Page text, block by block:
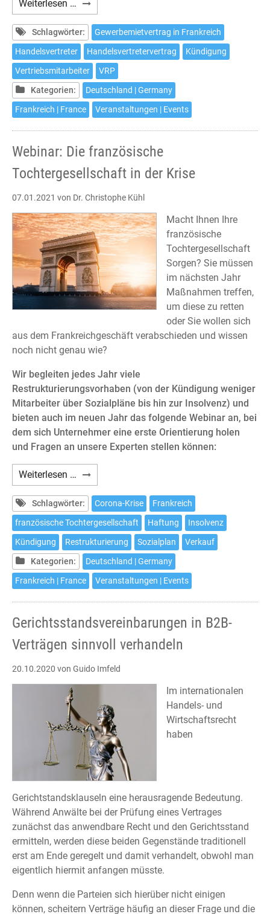
Weiterlesen … Webinar-
Programm
im
Februar
Schlagwörter:
Gewerbemietvertrag in Frankreich
Handelsvertreter
Handelsvertretervertrag
Kündigung
Vertriebsmitarbeiter
VRP
Kategorien:
Deutschland | Germany
Frankreich | France
Veranstaltungen | Events
Webinar: Die französische
Tochtergesellschaft in der Krise
07.01.2021 von Dr. Christophe Kühl
Macht Ihnen Ihre
französische
Tochtergesellschaft
Sorgen? Sie müssen
im nächsten Jahr
Maßnahmen treffen,
um diese zu retten
oder Sie wollen sich
aus dem Frankreichgeschäft verabschieden und wissen
noch nicht genau wie?
Wir begleiten jedes Jahr viele
Restrukturierungsvorhaben (von der Kündigung weniger
Mitarbeiter über Sozialpläne bis hin zur Insolvenz) und
bieten auch im neuen Jahr das folgende Webinar an, bei
dem sich Unternehmer eine erste Orientierung holen
und Fragen an unsere Experten stellen können:
Weiterlesen … Webinar:
Die
französische
Tochtergesellschaft
in
der
Krise
Schlagwörter: Corona-Krise
Frankreich
französische Tochtergesellschaft
Haftung
Insolvenz
Kündigung
Restrukturierung Sozialplan
Verkauf
Kategorien:
Deutschland | Germany
Frankreich | France
Veranstaltungen | Events
Gerichtsstandsvereinbarungen in B2B-
Verträgen sinnvoll verhandeln
20.10.2020 von Guido Imfeld
Im internationalen
Handels- und
Wirtschaftsrecht
haben
Gerichtstandsklauseln eine herausragende Bedeutung.
Während Anwälte bei der Prüfung eines Vertrages
zunächst das anwendbare Recht und den Gerichtsstand
ermitteln, werden diese beiden Gegenstände traditionell
erst am Ende geregelt und damit verhandelt, obwohl man
eigentlich hiermit anfangen müsste.
Denn wenn die Parteien sich hierüber nicht einigen
können, scheitern Verträge häufig an dieser Frage und die